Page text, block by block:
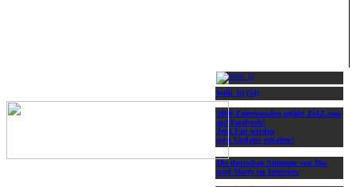
holli_lij (54)
2000 Zeitreisenden gefällt ZidZ.com
auf Facebook!
Jetzt Fan werden
und Updates erhalten!
Die deutschen Stimmen von Doc
und Marty im Interview